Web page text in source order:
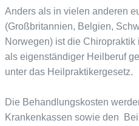
Anders als in vielen anderen
(Großbritannien, Belgien,
Norwegen) ist die
als eigenständiger Heilberuf
unter das Heilpraktikergesetz.
Die Behandlungskosten
Krankenkassen sowie den